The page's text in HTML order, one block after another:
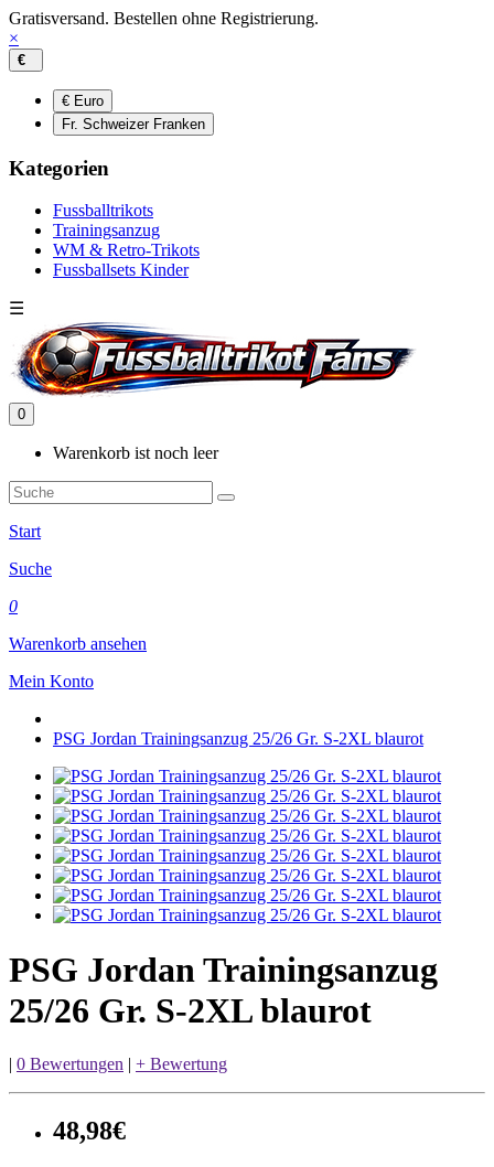
Gratisversand. Bestellen ohne Registrierung.
×
€
€ Euro
Fr. Schweizer Franken
Kategorien
Fussballtrikots
Trainingsanzug
WM & Retro-Trikots
Fussballsets Kinder
☰
0
Warenkorb ist noch leer
Start
Suche
0
Warenkorb ansehen
Mein Konto
PSG Jordan Trainingsanzug 25/26 Gr. S-2XL blaurot
PSG Jordan Trainingsanzug
25/26 Gr. S-2XL blaurot
| 0 Bewertungen | + Bewertung
48,98€